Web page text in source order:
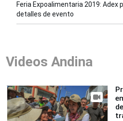
Feria Expoalimentaria 2019:
detalles de evento
Videos Andina